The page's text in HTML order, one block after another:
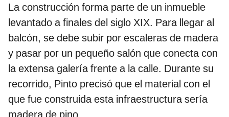
La construcción forma parte de un inmueble
levantado a finales del siglo XIX. Para llegar al
balcón, se debe subir por escaleras de madera
y pasar por un pequeño salón que conecta con
la extensa galería frente a la calle. Durante su
recorrido, Pinto precisó que el material con el
que fue construida esta infraestructura sería
madera de pino.